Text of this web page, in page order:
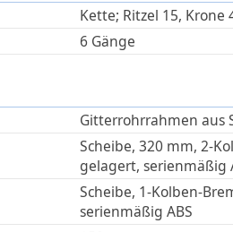
Kette; Ritzel 15, Krone
6 Gänge
Gitterrohrrahmen aus
Scheibe, 320 mm, 2-
gelagert, serienmäßig
Scheibe, 1-Kolben-
serienmäßig ABS